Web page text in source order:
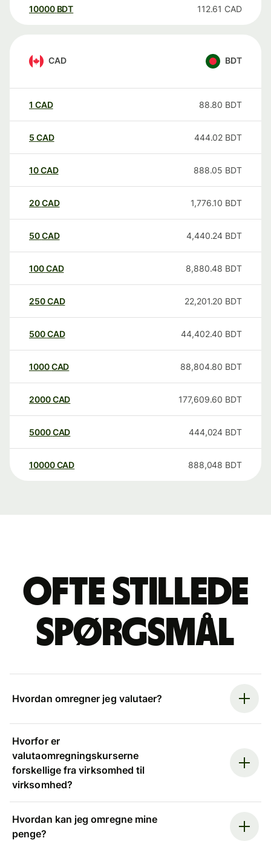
10000 BDT 112.61 CAD
CAD BDT
1 CAD 88.80 BDT
5 CAD 444.02 BDT
10CAD 888.05 BDT
20CAD 1,776.10 BDT
50CAD 4,440.24 BDT
100CAD 8,880.48 BDT
250CAD 22,201.20 BDT
500CAD 44,402.40 BDT
1000CAD 88,804.80 BDT
2000CAD 177,609.60 BDT
5000CAD 444,024 BDT
10000 CAD 888,048 BDT
Ofte stillede
spørgsmål
Hvordan omregner jeg valutaer?
Hvorfor er
valutaomregningskurserne
forskellige fra virksomhed til
virksomhed?
Hvordan kan jeg omregne mine
penge?